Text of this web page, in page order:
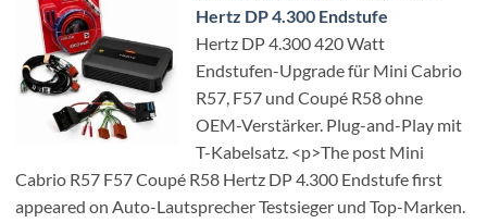
Hertz DP 4.300 Endstufe
Hertz DP 4.300 420 Watt
Endstufen-Upgrade für Mini Cabrio
R57, F57 und Coupé R58 ohne
OEM-Verstärker. Plug-and-Play mit
T-Kabelsatz. <p>The post Mini
Cabrio R57 F57 Coupé R58 Hertz DP 4.300 Endstufe first
appeared on Auto-Lautsprecher Testsieger und Top-Marken.